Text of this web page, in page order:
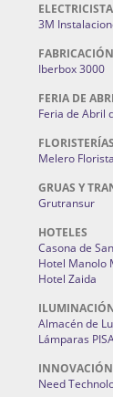
3M
Iberbox 3000
FERIA DE
Feria de Abril
FLORISTERÍAS
Melero
GRUAS Y
Grutransur
HOTELES
Casona de
Hotel Manolo
Hotel Zaida
Almacén de
Lámparas
Need